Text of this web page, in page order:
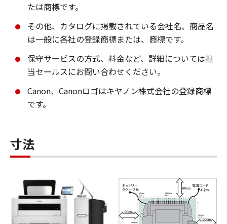
たは商標です。
その他、カタログに掲載されている会社名、商品名
は一般に各社の登録商標または、商標です。
保守サービスの方式、料金など、詳細については担
当セールスにお問い合わせください。
Canon、Canonロゴはキヤノン株式会社の登録商標
です。
寸法